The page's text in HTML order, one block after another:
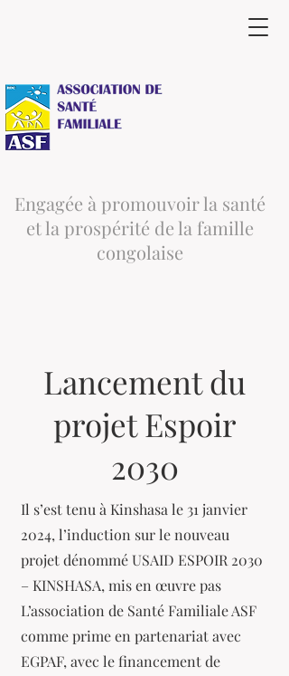
Engagée à promouvoir la santé
et la prospérité de la famille
congolaise
Lancement du
projet Espoir
2030
Il s’est tenu à Kinshasa le 31 janvier
2024, l’induction sur le nouveau
projet dénommé USAID ESPOIR 2030
– KINSHASA, mis en œuvre pas
L’association de Santé Familiale ASF
comme prime en partenariat avec
EGPAF, avec le financement de